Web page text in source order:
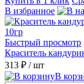
В избранное
Быстрый просмотр
Краситель
313 ₽ / шт
В